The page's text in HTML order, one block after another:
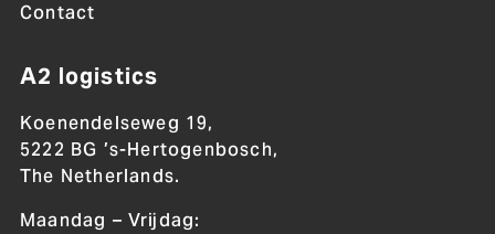
Contact
A2 logistics
Koenendelseweg 19,
5222 BG ’s-Hertogenbosch,
The Netherlands.
Maandag – Vrijdag: